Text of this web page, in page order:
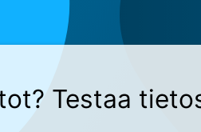
Testaa